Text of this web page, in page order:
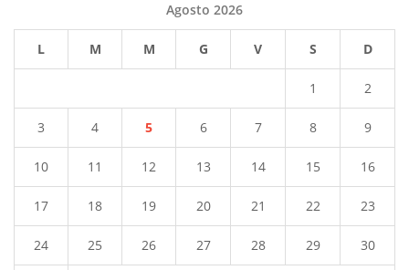
Agosto 2026
L M M G V S D
1 2
3 4 5 6 7 8 9
10 11 12 13 14 15 16
17 18 19 20 21 22 23
24 25 26 27 28 29 30